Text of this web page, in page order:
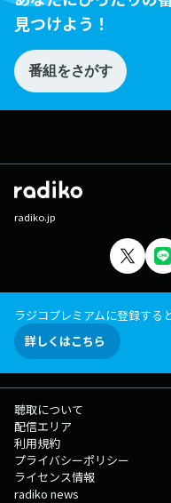
見つけよう！
番組をさがす
radiko.jp
ラジコプレミアムに登録する
詳しくはこちら
聴取について
配信エリア
利用規約
プライバシーポリシー
ライセンス情報
radiko news